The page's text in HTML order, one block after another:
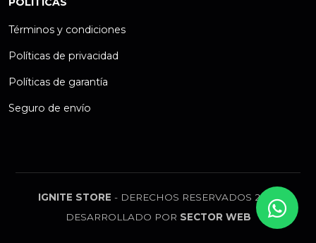
Términos y condiciones
Políticas de privacidad
Políticas de garantía
Seguro de envío
IGNITE STORE - DERECHOS RESERVADOS 2026
DESARROLLADO POR SECTOR WEB